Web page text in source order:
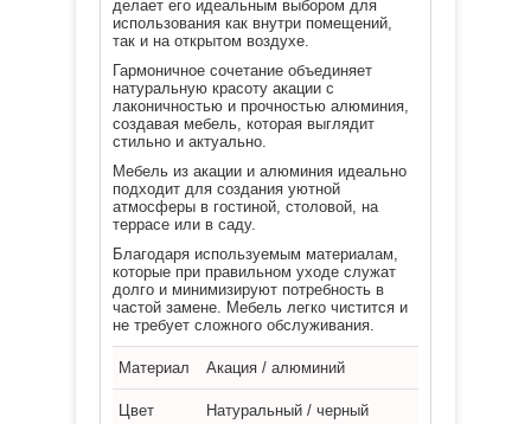
делает его идеальным выбором для
использования как внутри помещений,
так и на открытом воздухе.
Гармоничное сочетание объединяет
натуральную красоту акации с
лаконичностью и прочностью алюминия,
создавая мебель, которая выглядит
стильно и актуально.
Мебель из акации и алюминия идеально
подходит для создания уютной
атмосферы в гостиной, столовой, на
террасе или в саду.
Благодаря используемым материалам,
которые при правильном уходе служат
долго и минимизируют потребность в
частой замене. Мебель легко чистится и
не требует сложного обслуживания.
Материал Акация / алюминий
Цвет Натуральный / черный